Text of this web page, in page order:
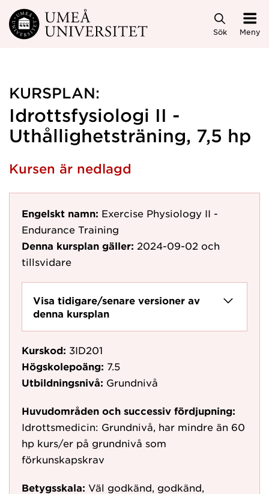
Hoppa direkt till innehållet
Sök Meny
KURSPLAN:
Idrottsfysiologi II -
Uthållighetsträning, 7,5 hp
Kursen är nedlagd
Engelskt namn: Exercise Physiology II -
Endurance Training
Denna kursplan gäller: 2024-09-02 och
tillsvidare
Visa tidigare/senare versioner av
denna kursplan
Kurskod: 3ID201
Högskolepoäng: 7.5
Utbildningsnivå: Grundnivå
Huvudområden och successiv fördjupning:
Idrottsmedicin: Grundnivå, har mindre än 60
hp kurs/er på grundnivå som
förkunskapskrav
Betygsskala: Väl godkänd, godkänd,